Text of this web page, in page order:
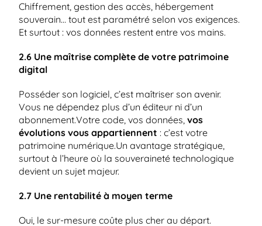
Chiffrement, gestion des accès, hébergement
souverain… tout est paramétré selon vos exigences.
Et surtout : vos données restent entre vos mains.
2.6 Une maîtrise complète de votre patrimoine
digital
Posséder son logiciel, c’est maîtriser son avenir.
Vous ne dépendez plus d’un éditeur ni d’un
abonnement.Votre code, vos données, vos
évolutions vous appartiennent : c’est votre
patrimoine numérique.Un avantage stratégique,
surtout à l’heure où la souveraineté technologique
devient un sujet majeur.
2.7 Une rentabilité à moyen terme
Oui, le sur-mesure coûte plus cher au départ.